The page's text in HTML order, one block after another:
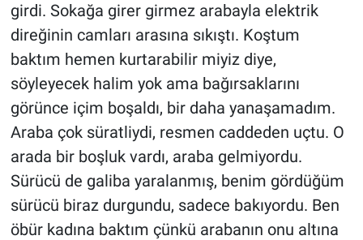
girdi. Sokağa girer girmez arabayla elektrik
direğinin camları arasına sıkıştı. Koştum
baktım hemen kurtarabilir miyiz diye,
söyleyecek halim yok ama bağırsaklarını
görünce içim boşaldı, bir daha yanaşamadım.
Araba çok süratliydi, resmen caddeden uçtu. O
arada bir boşluk vardı, araba gelmiyordu.
Sürücü de galiba yaralanmış, benim gördüğüm
sürücü biraz durgundu, sadece bakıyordu. Ben
öbür kadına baktım çünkü arabanın onu altına